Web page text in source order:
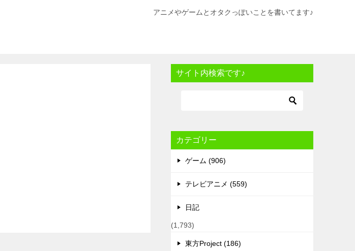
アニメやゲームとオタクっぽいことを書いてます♪
サイト内検索です♪
カテゴリー
ゲーム (906)
テレビアニメ (559)
日記
(1,793)
東方Project (186)